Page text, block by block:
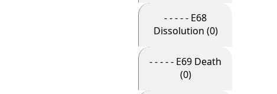
- - - - - E68
Dissolution (0)
- - - - - E69 Death
(0)